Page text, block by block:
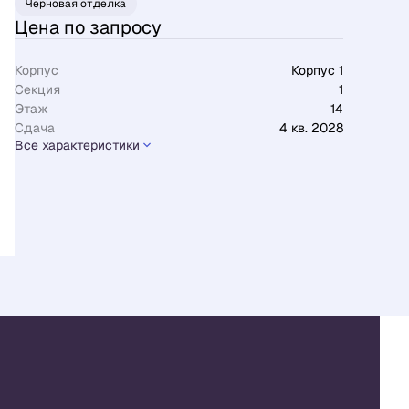
Черновая отделка
Цена по запросу
Корпус
Корпус 1
Секция
1
Этаж
14
Сдача
4 кв. 2028
Все характеристики